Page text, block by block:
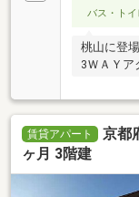
バス・トイ
桃山に登
3ＷＡＹア
賃貸アパート
京都
ヶ月 3階建